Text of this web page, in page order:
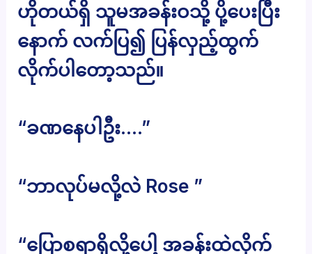
ဟိုတယ်ရှိ သူမအခန်းဝသို့ ပို့ပေးပြီး
နောက် လက်ပြ၍ ပြန်လှည့်ထွက်
လိုက်ပါတော့သည်။
“ခဏနေပါဦး….”
“ဘာလုပ်မလို့လဲ Rose ”
“ပြောစရာရှိလို့ပေါ့ အခန်းထဲလိုက်